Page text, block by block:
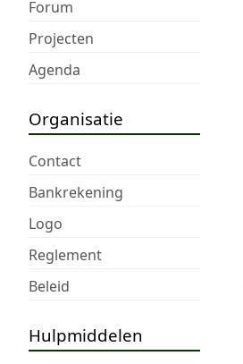
Forum
Projecten
Agenda
Organisatie
Contact
Bankrekening
Logo
Reglement
Beleid
Hulpmiddelen